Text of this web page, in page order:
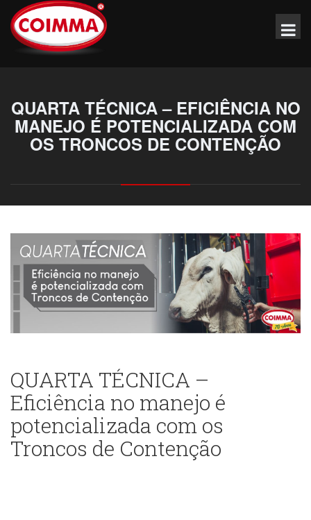
QUARTA TÉCNICA – EFICIÊNCIA NO
MANEJO É POTENCIALIZADA COM
OS TRONCOS DE CONTENÇÃO
QUARTA TÉCNICA –
Eficiência no manejo é
potencializada com os
Troncos de Contenção